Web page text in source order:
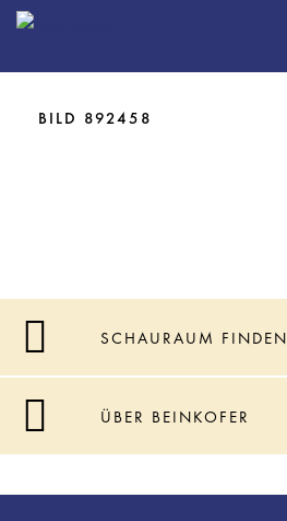
BILD 892451
BILD 892458
SCHAURAUM FINDEN
ÜBER BEINKOFER